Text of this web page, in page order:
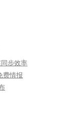
步效率
费情报